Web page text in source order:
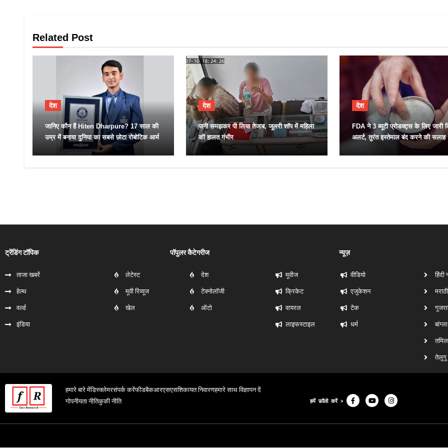
Related Post
देश
जानिए कौन हैं Hiten Dharpure? 17 साल की
उम्र में बनाया दुनिया का सबसे छोटा रोबोटिक आर्म
देश
पानी समझकर पी लिया तेजाब, जूलरी शॉप में महिला
की हालत गंभीर
देश
FDA ने 3 ब्यूटी प्रोडक्ट्स के लिए जारी
अलर्ट, तुरंत इस्तेमाल बंद करने की सलाह
ट्रेंडिंग टॉपिक
ताजा खबरें
हेल्‍थ
वर्ल्ड
इंडिया
पॉपुलर कैटेगरीज
लेटेस्ट
मूवी रिव्यूज
खेल
देश
टेक्नोलॉजी
ऑटो
न्यूज़
मूवीज
क्रिकेट
वायरल
लाइफस्टाइल
वीडियो
एजुकेशन
टेक
धर्म
हिंदी
तेलुगु
हमारे बारे मेंडिस्क्लेमरसंपर्क करेंफीडबैकआरएसएसशिकायत निवारणहमारे साथ विज्ञापन दें
गोपनीयता नीतिकुकी नीति हमें फ़ॉलो करें >